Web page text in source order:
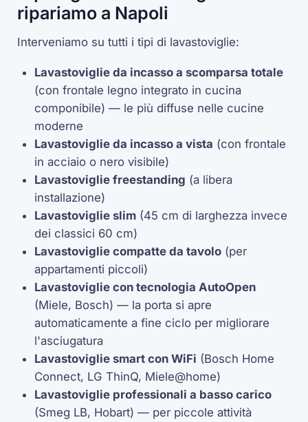
ripariamo a Napoli
Interveniamo su tutti i tipi di lavastoviglie:
Lavastoviglie da incasso a scomparsa totale
(con frontale legno integrato in cucina
componibile) — le più diffuse nelle cucine
moderne
Lavastoviglie da incasso a vista (con frontale
in acciaio o nero visibile)
Lavastoviglie freestanding (a libera
installazione)
Lavastoviglie slim (45 cm di larghezza invece
dei classici 60 cm)
Lavastoviglie compatte da tavolo (per
appartamenti piccoli)
Lavastoviglie con tecnologia AutoOpen
(Miele, Bosch) — la porta si apre
automaticamente a fine ciclo per migliorare
l'asciugatura
Lavastoviglie smart con WiFi (Bosch Home
Connect, LG ThinQ, Miele@home)
Lavastoviglie professionali a basso carico
(Smeg LB, Hobart) — per piccole attività